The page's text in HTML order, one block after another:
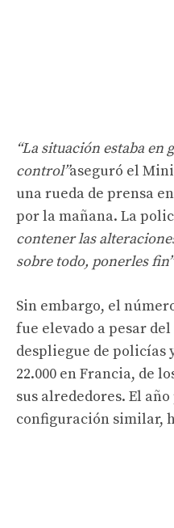
“La situación estaba en
control”aseguró el
una rueda de prensa
por la mañana. La
contener las
sobre todo, ponerles fin”
Sin embargo, el
fue elevado a pesar
despliegue de policías
22.000 en Francia, de
sus alrededores. El
configuración similar,